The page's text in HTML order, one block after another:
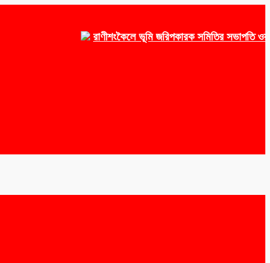
রাণীশংকৈলে ভূমি জরিপকারক সমিতির সভাপতি